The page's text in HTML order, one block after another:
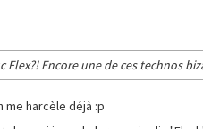
Flex?! Encore une de ces technos
me harcèle déjà :p